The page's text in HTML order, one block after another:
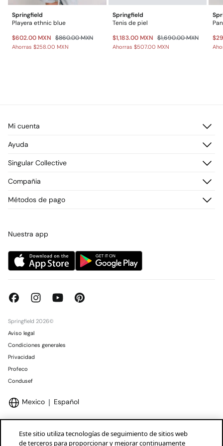
Springfield
Playera ethnic blue
$602.00 MXN $860.00 MXN
Ahorras $258.00 MXN
Springfield
Tenis de piel
$1,183.00 MXN $1,690.00 MXN
Ahorras $507.00 MXN
Mi cuenta
Registrarme
Direcciones de envío
Ayuda
Preguntas frecuentes
Envío
Promociones vigentes
Singular Collective
¡Únete!
Compañia
Tiendas
Métodos de pago
Nuestra app
Springfield 2026©
Aviso legal
Condiciones generales
Privacidad
Profeco
Condusef
Mexico Español
Este sitio utiliza tecnologías de seguimiento de sitios web
de terceros para proporcionar y mejorar continuamente